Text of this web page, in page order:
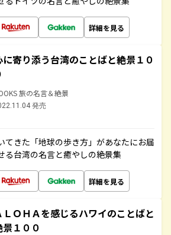
詳細を見る
に寄り添う台湾のことばと絶景１０
旅の名言＆絶景
発売
てきた「地球の歩き方」があなたにお届
る台湾の名言と癒やしの絶景集
詳細を見る
ＬＯＨＡを感じるハワイのことばと
景１００